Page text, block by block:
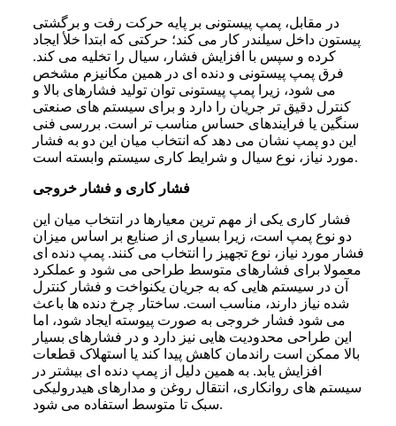
در مقابل، پمپ پیستونی بر پایه حرکت رفت و برگشتی
پیستون داخل سیلندر کار می کند؛ حرکتی که ابتدا خلأ ایجاد
کرده و سپس با افزایش فشار، سیال را تخلیه می کند.
فرق پمپ پیستونی و دنده ای در همین مکانیزم مشخص
می شود، زیرا پمپ پیستونی توان تولید فشارهای بالا و
کنترل دقیق تر جریان را دارد و برای سیستم های صنعتی
سنگین یا فرایندهای حساس مناسب تر است. بررسی فنی
این دو پمپ نشان می دهد که انتخاب میان این دو به فشار
مورد نیاز، نوع سیال و شرایط کاری سیستم وابسته است.
فشار کاری و فشار خروجی
فشار کاری یکی از مهم ترین معیارها در انتخاب میان این
دو نوع پمپ است، زیرا بسیاری از صنایع بر اساس میزان
فشار مورد نیاز، نوع تجهیز را انتخاب می کنند. پمپ دنده ای
معمولا برای فشارهای متوسط طراحی می شود و عملکرد
آن در سیستم هایی که به جریان یکنواخت و فشار کنترل
شده نیاز دارند، مناسب است. ساختار چرخ دنده ها باعث
می شود فشار خروجی به صورت پیوسته ایجاد شود، اما
این طراحی محدودیت هایی نیز دارد و در فشارهای بسیار
بالا ممکن است راندمان کاهش پیدا کند یا استهلاک قطعات
افزایش یابد. به همین دلیل از پمپ دنده ای بیشتر در
سیستم های روانکاری، انتقال روغن و مدارهای هیدرولیکی
سبک تا متوسط استفاده می شود.